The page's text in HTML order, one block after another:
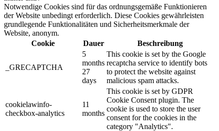
Notwendige Cookies sind für das ordnungsgemäße Funktionieren
der Website unbedingt erforderlich. Diese Cookies gewährleisten
grundlegende Funktionalitäten und Sicherheitsmerkmale der
Website, anonym.
Cookie
Dauer Beschreibung
_GRECAPTCHA
5
months
27
days
This cookie is set by the Google
recaptcha service to identify bots
to protect the website against
malicious spam attacks.
cookielawinfo-
checkbox-analytics
11
months
This cookie is set by GDPR
Cookie Consent plugin. The
cookie is used to store the user
consent for the cookies in the
category "Analytics".